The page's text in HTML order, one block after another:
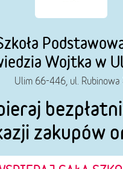
Wojtka w
Ulim 66-446, ul. Rubinowa
zakupów